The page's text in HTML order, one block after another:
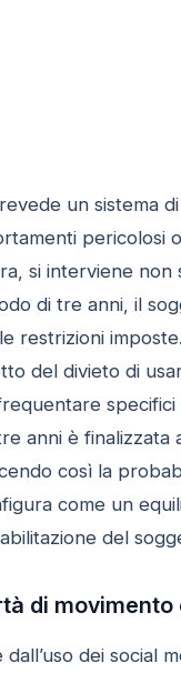
un sistema
pericolosi
si interviene
di tre anni, il
restrizioni
del divieto di
anni è
così la
come un
del
di
dall’uso dei